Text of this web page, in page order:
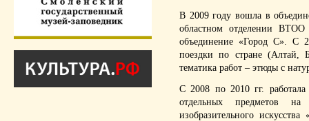
В 2009 году вошла в
областном отделении ВТОО
объединение «Город С». С
поездки по стране (Алтай,
тематика работ – этюды с
С 2008 по 2010 гг.
отдельных предметов
изобразительного